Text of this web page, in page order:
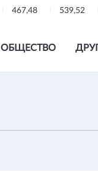
467,48 539,52
ОБЩЕСТВО